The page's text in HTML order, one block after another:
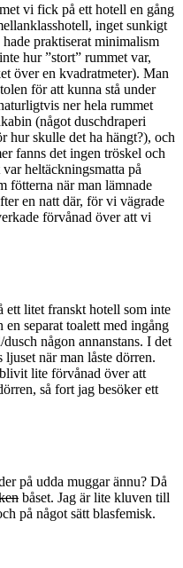
vi fick på ett hotell en gång
inget sunkigt
praktiserat minimalism
hur ”stort” rummet var,
över en kvadratmeter). Man
för att kunna stå under
ner hela rummet
(något duschdraperi
hur skulle det ha hängt?), och
fanns det ingen tröskel och
heltäckningsmatta på
fötterna när man lämnade
en natt där, för vi vägrade
förvånad över att vi
ett litet franskt hotell som inte
separat toalett med ingång
någon annanstans. I det
när man låste dörren.
lite förvånad över att
så fort jag besöker ett
på udda muggar ännu? Då
båset. Jag är lite kluven till
på något sätt blasfemisk.